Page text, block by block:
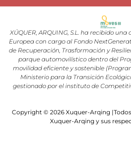
XÚQUER, ARQUING, S.L. ha recibido
Europea con cargo al Fondo
de Recuperación, Trasformación y
parque automovilístico dentro del
movilidad eficiente y sostenible
Ministerio para la Transición
gestionado por el instituto de
Copyright © 2026 Xuquer-Arqing
Xuquer-Arqing y sus